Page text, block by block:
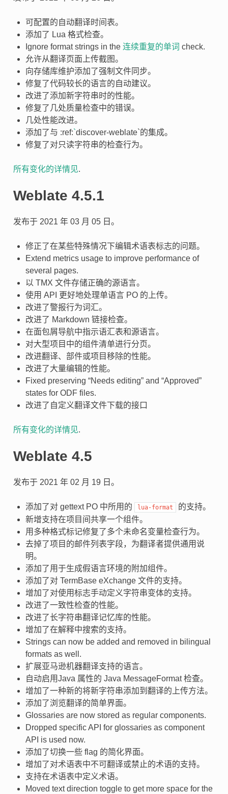
可配置的自动翻译时间表。
添加了 Lua 格式检查。
Ignore format strings in the 连续重复的单词 check.
允许从翻译页面上传截图。
向存储库维护添加了强制文件同步。
修复了代码较长的语言的自动建议。
改进了添加新字符串时的性能。
修复了几处质量检查中的错误。
几处性能改进。
添加了与 :ref:`discover-weblate`的集成。
修复了对只读字符串的检查行为。
所有变化的详情见.
Weblate 4.5.1
发布于 2021 年 03 月 05 日。
修正了在某些特殊情况下编辑术语表标志的问题。
Extend metrics usage to improve performance of
several pages.
以 TMX 文件存储正确的源语言。
使用 API 更好地处理单语言 PO 的上传。
改进了警报行为词汇。
改进了 Markdown 链接检查。
在面包屑导航中指示语汇表和源语言。
对大型项目中的组件清单进行分页。
改进翻译、部件或项目移除的性能。
改进了大量编辑的性能。
Fixed preserving “Needs editing” and “Approved”
states for ODF files.
改进了自定义翻译文件下载的接口
所有变化的详情见.
Weblate 4.5
发布于 2021 年 02 月 19 日。
添加了对 gettext PO 中所用的 lua-format
的支持。
新增支持在项目间共享一个组件。
用多种格式标记修复了多个未命名变量检查行为。
去掉了项目的邮件列表字段，为翻译者提供通用说
明。
添加了用于生成假语言环境的附加组件。
添加了对 TermBase eXchange 文件的支持。
增加了对使用标志手动定义字符串变体的支持。
改进了一致性检查的性能。
改进了长字符串翻译记忆库的性能。
增加了在解释中搜索的支持。
Strings can now be added and removed in bilingual
formats as well.
扩展亚马逊机器翻译支持的语言。
自动启用Java 属性的 Java MessageFormat 检查。
增加了一种新的将新字符串添加到翻译的上传方法。
添加了浏览翻译的简单界面。
Glossaries are now stored as regular components.
Dropped specific API for glossaries as component
API is used now.
添加了切换一些 flag 的简化界面。
增加了对术语表中不可翻译或禁止的术语的支持。
支持在术语表中定义术语。
Moved text direction toggle to get more space for the